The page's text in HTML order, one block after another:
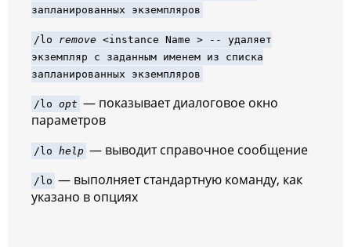
запланированных экземпляров
/lo remove <instance Name > -- удаляет
экземпляр с заданным именем из списка
запланированных экземпляров
/lo opt — показывает диалоговое окно
параметров
/lo help — выводит справочное сообщение
/lo — выполняет стандартную команду, как
указано в опциях